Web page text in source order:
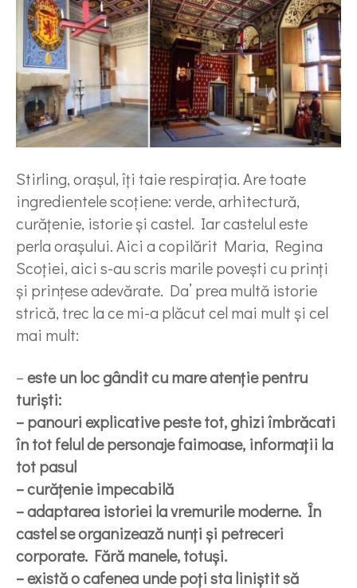
Stirling, orașul, îți taie respirația. Are toate
ingredientele scoțiene: verde, arhitectură,
curățenie, istorie și castel. Iar castelul este
perla orașului. Aici a copilărit Maria, Regina
Scoției, aici s-au scris marile povești cu prinți
și prințese adevărate. Da’ prea multă istorie
strică, trec la ce mi-a plăcut cel mai mult și cel
mai mult:
–este un loc gândit cu mare atenție pentru
turiști:
– panouri explicative peste tot, ghizi îmbrăcati
în tot felul de personaje faimoase, informații la
tot pasul
– curățenie impecabilă
– adaptarea istoriei la vremurile moderne. În
castel se organizează nunți și petreceri
corporate. Fără manele, totuși.
– există o cafenea unde poți sta liniștit să